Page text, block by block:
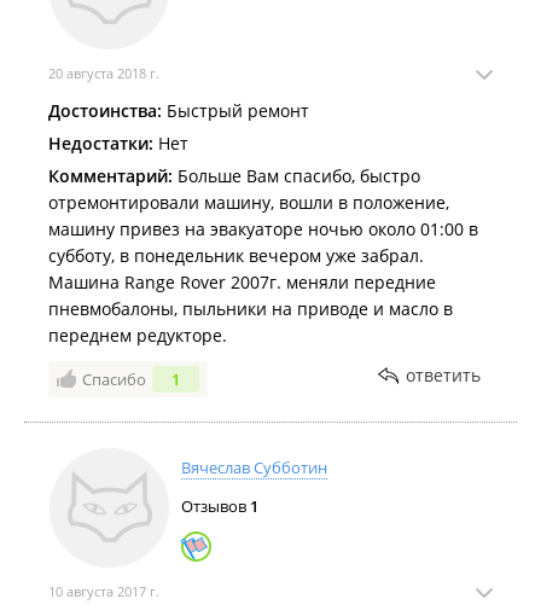
20 августа 2018 г.
Достоинства: Быстрый ремонт
Недостатки: Нет
Комментарий: Больше Вам спасибо, быстро
отремонтировали машину, вошли в положение,
машину привез на эвакуаторе ночью около 01:00 в
субботу, в понедельник вечером уже забрал.
Машина Range Rover 2007г. меняли передние
пневмобалоны, пыльники на приводе и масло в
переднем редукторе.
Спасибо 1 ответить
Вячеслав Субботин
Отзывов 1
10 августа 2017 г.